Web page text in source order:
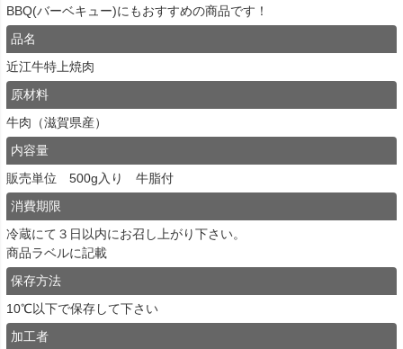
BBQ(バーベキュー)にもおすすめの商品です！
品名
近江牛特上焼肉
原材料
牛肉（滋賀県産）
内容量
販売単位 500g入り 牛脂付
消費期限
冷蔵にて３日以内にお召し上がり下さい。
商品ラベルに記載
保存方法
10℃以下で保存して下さい
加工者